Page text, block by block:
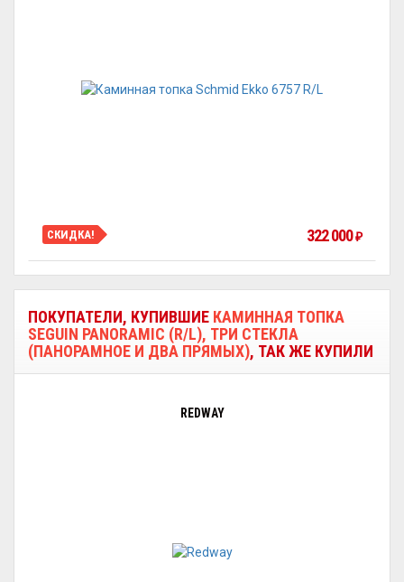
СКИДКА! 322 000₽
ПОКУПАТЕЛИ, КУПИВШИЕ КАМИННАЯ ТОПКА
SEGUIN PANORAMIC (R/L), ТРИ СТЕКЛА
(ПАНОРАМНОЕ И ДВА ПРЯМЫХ), ТАК ЖЕ КУПИЛИ
REDWAY